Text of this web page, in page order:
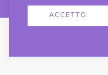
ACCETTO